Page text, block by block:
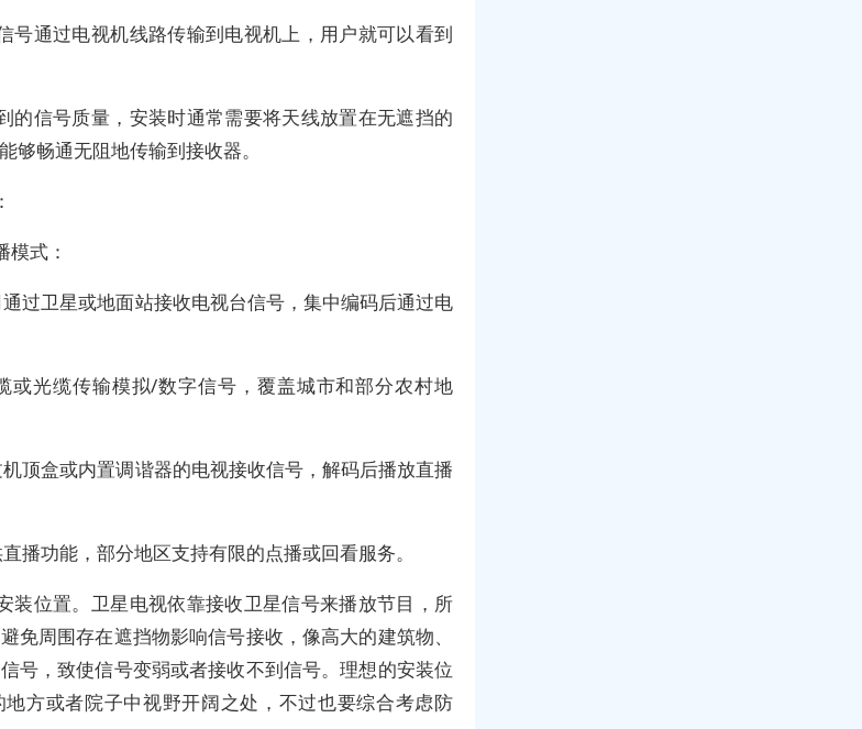
号通过电视机线路传输到电视机上，用户就可以看到
的信号质量，安装时通常需要将天线放置在无遮挡的
够畅通无阻地传输到接收器。
式：
过卫星或地面站接收电视台信号，集中编码后通过电
或光缆传输模拟/数字信号，覆盖城市和部分农村地
顶盒或内置调谐器的电视接收信号，解码后播放直播
播功能，部分地区支持有限的点播或回看服务。
装位置。卫星电视依靠接收卫星信号来播放节目，所
免周围存在遮挡物影响信号接收，像高大的建筑物、
号，致使信号变弱或者接收不到信号。理想的安装位
方或者院子中视野开阔之处，不过也要综合考虑防